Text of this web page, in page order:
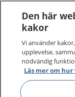
Den här
kakor
Vi använder
upplevelse,
nödvändig
Läs mer om